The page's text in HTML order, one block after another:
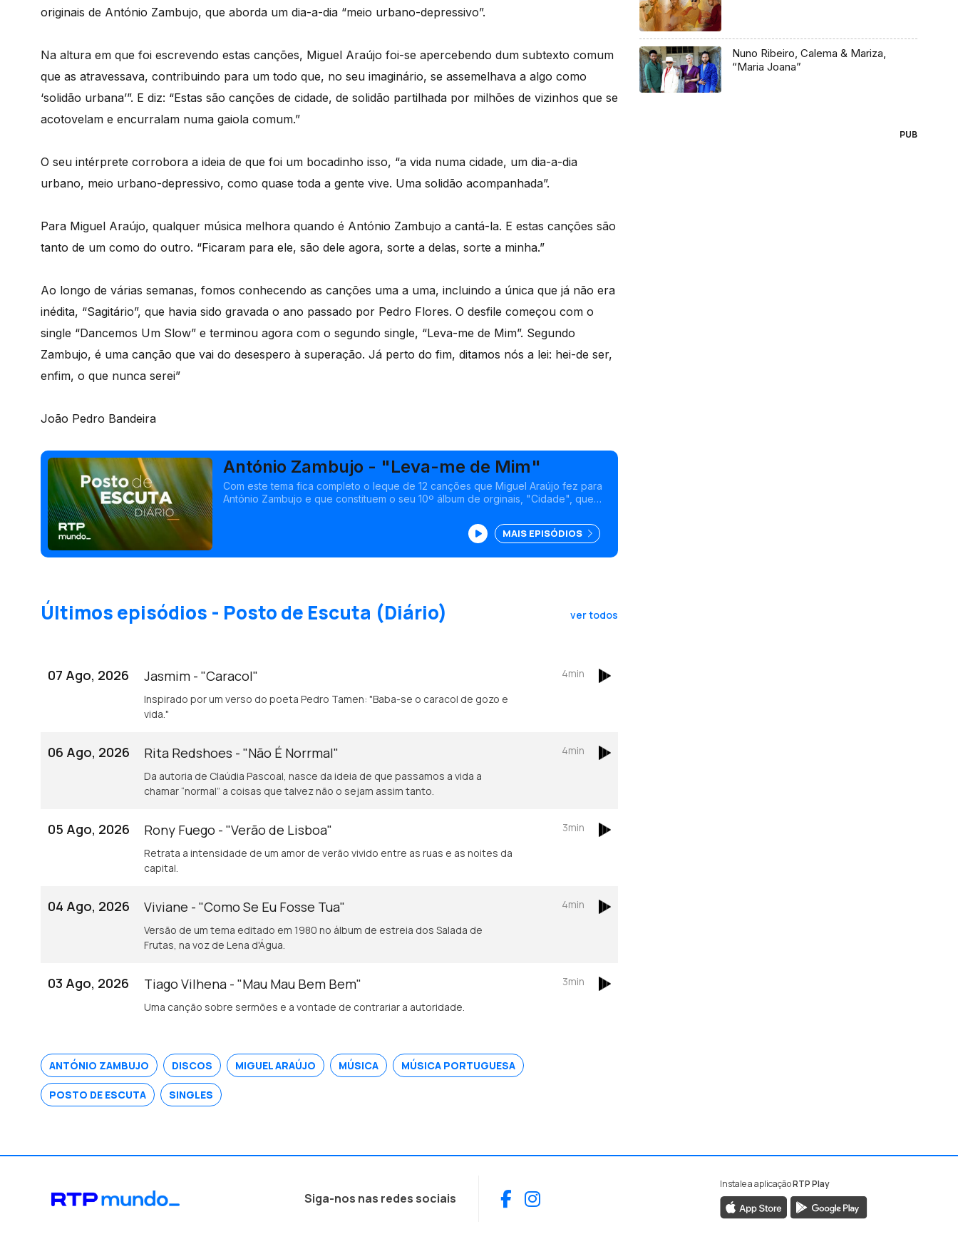
originais de António Zambujo, que aborda um dia-a-dia “meio urbano-depressivo”.
Na altura em que foi escrevendo estas canções, Miguel Araújo foi-se apercebendo dum subtexto comum
que as atravessava, contribuindo para um todo que, no seu imaginário, se assemelhava a algo como
‘solidão urbana’”. E diz: “Estas são canções de cidade, de solidão partilhada por milhões de vizinhos que se
acotovelam e encurralam numa gaiola comum.”
O seu intérprete corrobora a ideia de que foi um bocadinho isso, “a vida numa cidade, um dia-a-dia
urbano, meio urbano-depressivo, como quase toda a gente vive. Uma solidão acompanhada”.
Para Miguel Araújo, qualquer música melhora quando é António Zambujo a cantá-la. E estas canções são
tanto de um como do outro. “Ficaram para ele, são dele agora, sorte a delas, sorte a minha.”
Ao longo de várias semanas, fomos conhecendo as canções uma a uma, incluindo a única que já não era
inédita, “Sagitário”, que havia sido gravada o ano passado por Pedro Flores. O desfile começou com o
single “Dancemos Um Slow” e terminou agora com o segundo single, “Leva-me de Mim”. Segundo
Zambujo, é uma canção que vai do desespero à superação. Já perto do fim, ditamos nós a lei: hei-de ser,
enfim, o que nunca serei”
João Pedro Bandeira
António Zambujo - "Leva-me de Mim"
Com este tema fica completo o leque de 12 canções que Miguel Araújo fez para
António Zambujo e que constituem o seu 10º álbum de orginais, "Cidade", que
MAIS EPISÓDIOS
Últimos episódios - Posto de Escuta (Diário) ver todos
07 Ago, 2026 Jasmim - "Caracol"
Inspirado por um verso do poeta Pedro Tamen: "Baba-se o caracol de gozo e
vida."
4min
06 Ago, 2026 Rita Redshoes - "Não É Norrmal"
Da autoria de Claúdia Pascoal, nasce da ideia de que passamos a vida a
chamar “normal” a coisas que talvez não o sejam assim tanto.
4min
05 Ago, 2026 Rony Fuego - "Verão de Lisboa"
Retrata a intensidade de um amor de verão vivido entre as ruas e as noites da
capital.
3min
04 Ago, 2026 Viviane - "Como Se Eu Fosse Tua"
Versão de um tema editado em 1980 no álbum de estreia dos Salada de
Frutas, na voz de Lena d'Água.
4min
03 Ago, 2026 Tiago Vilhena - "Mau Mau Bem Bem"
Uma canção sobre sermões e a vontade de contrariar a autoridade.
3min
ANTÓNIO ZAMBUJO DISCOS MIGUEL ARAÚJO MÚSICA MÚSICA PORTUGUESA
POSTO DE ESCUTA SINGLES
Nuno Ribeiro, Calema & Mariza,
“Maria Joana”
PUB
Siga-nos nas redes sociais Facebook
Instagram
Instale a aplicaçãoRTP Play